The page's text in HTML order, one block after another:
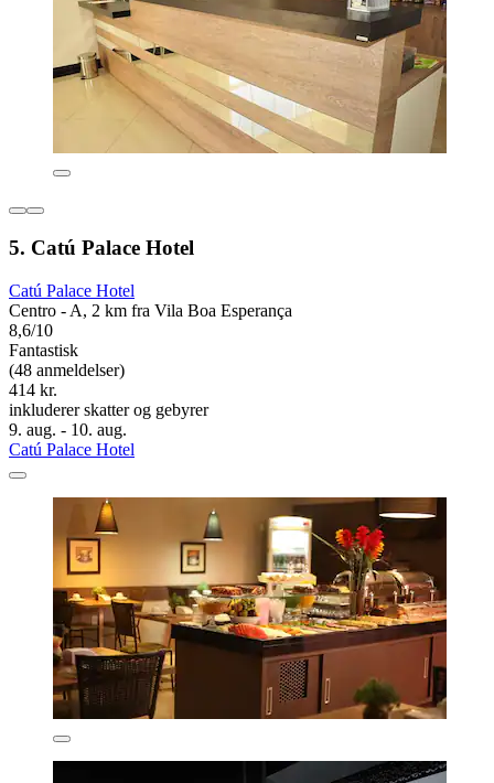
5. Catú Palace Hotel
Catú Palace Hotel
Centro - A, 2 km fra Vila Boa Esperança
8,6/10
Fantastisk
(48 anmeldelser)
414 kr.
inkluderer skatter og gebyrer
9. aug. - 10. aug.
Catú Palace Hotel